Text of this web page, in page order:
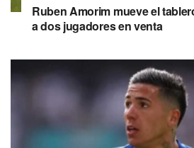
Ruben Amorim mueve el
a dos jugadores en venta